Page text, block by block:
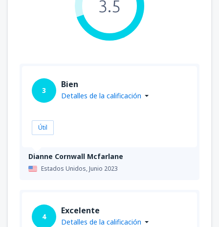
3.5
Dianne Cornwall Mcfarlane
Estados Unidos,Junio 2023
3
Bien
Detalles de la calificación
Útil
4
Excelente
Detalles de la calificación